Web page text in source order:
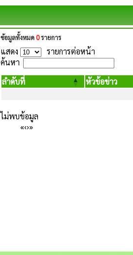
ข้อมูลทั้งหมด0รายการ
แสดง
รายการต่อหน้า
ค้นหา
ลำดับที่
หัวข้อข่าว
ไม่พบข้อมูล
«‹›»